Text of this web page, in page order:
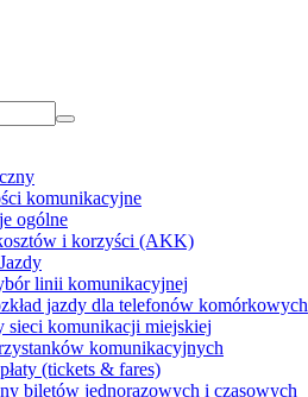
komunikacyjne
ogólne
i korzyści (AKK)
linii komunikacyjnej
jazdy dla telefonów komórkowych
sieci komunikacji miejskiej
komunikacyjnych
(tickets & fares)
biletów jednorazowych i czasowych